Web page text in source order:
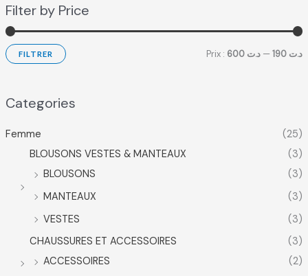
Filter by Price
FILTRER Prix : د.ت 190 — د.ت 600
Categories
Femme
(25)
BLOUSONS VESTES & MANTEAUX
(3)
BLOUSONS
(3)
MANTEAUX
(3)
VESTES
(3)
CHAUSSURES ET ACCESSOIRES
(3)
ACCESSOIRES
(2)